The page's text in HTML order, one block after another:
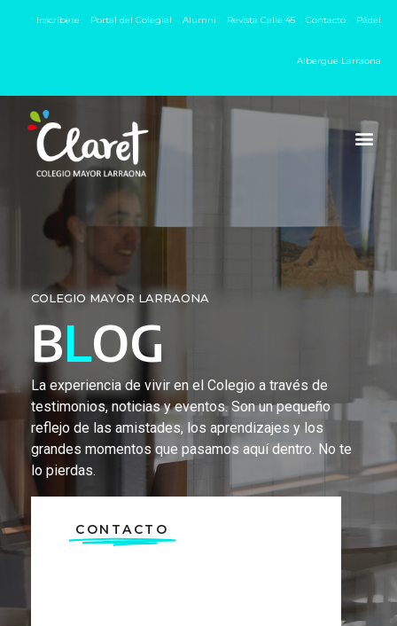
Inscríbete Portal del Colegial Alumni Revista Calle 45 Contacto Pádel
Albergue Larraona
COLEGIO MAYOR LARRAONA
BLOG
La experiencia de vivir en el Colegio a través de
testimonios, noticias y eventos. Son un pequeño
reflejo de las amistades, los aprendizajes y los
grandes momentos que pasamos aquí dentro. No te
lo pierdas.
CONTACTO